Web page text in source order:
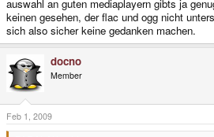
auswahl an guten mediaplayern gibts ja
keinen gesehen, der flac und ogg nicht
sich also sicher keine gedanken machen.
docno
Member
Feb 1, 2009